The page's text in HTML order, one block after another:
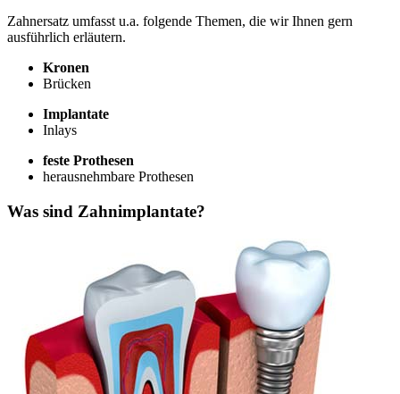
Zahnersatz umfasst u.a. folgende Themen, die wir Ihnen gern
ausführlich erläutern.
Kronen
Brücken
Implantate
Inlays
feste Prothesen
herausnehmbare Prothesen
Was sind Zahnimplantate?